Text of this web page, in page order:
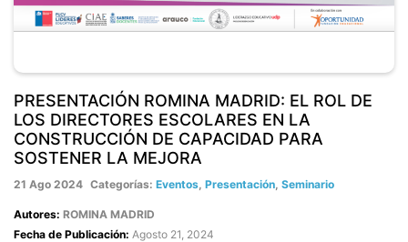
PRESENTACIÓN ROMINA MADRID: EL ROL DE
LOS DIRECTORES ESCOLARES EN LA
CONSTRUCCIÓN DE CAPACIDAD PARA
SOSTENER LA MEJORA
21 Ago 2024 Categorías: Eventos Presentación Seminario
Autores: ROMINA MADRID
Fecha de Publicación: Agosto 21, 2024